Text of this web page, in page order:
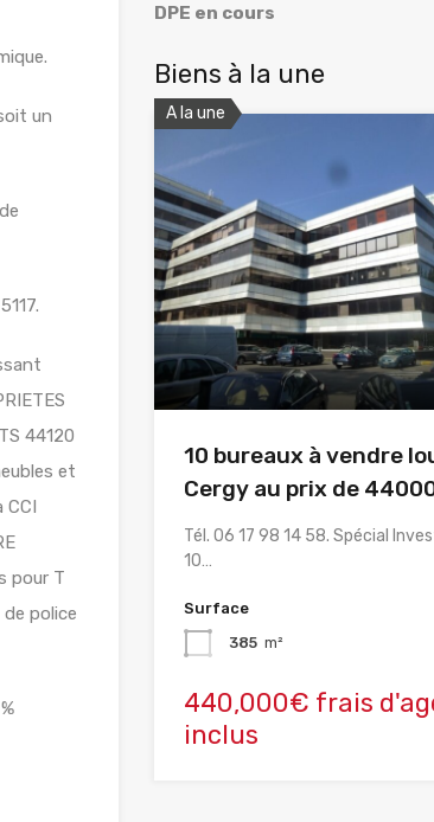
un
44120
et
CCI
pour T
police
DPE en cours
Biens à la une
A la une
10 bureaux à vendre
Cergy au prix de
Tél. 06 17 98 14 58. Spécial
10…
Surface
385 m²
440,000€ frais
inclus